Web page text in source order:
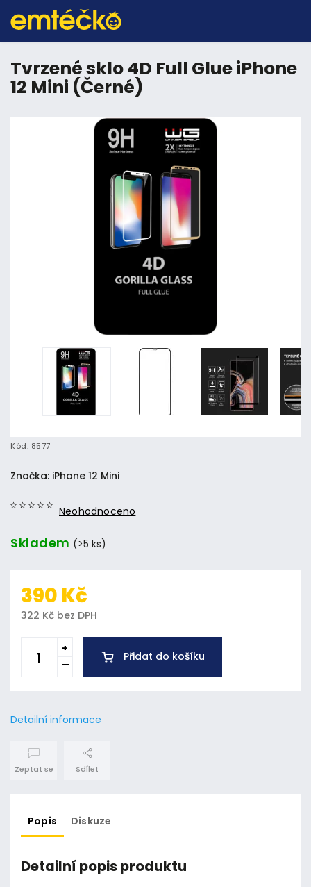
Tvrzené sklo 4D Full Glue iPhone
12 Mini (Černé)
Kód: 8577
Neohodnoceno
Značka: iPhone 12 Mini
Skladem (>5 ks)
390 Kč
322 Kč bez DPH
Přidat do košíku
Detailní informace
Zeptat se Sdílet
Popis Diskuze
Detailní popis produktu